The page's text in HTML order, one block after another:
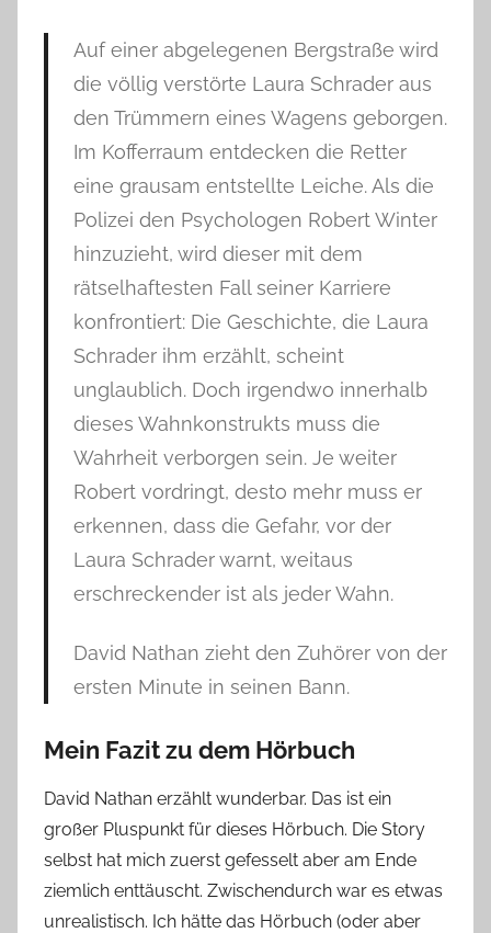
Auf einer abgelegenen Bergstraße wird
die völlig verstörte Laura Schrader aus
den Trümmern eines Wagens geborgen.
Im Kofferraum entdecken die Retter
eine grausam entstellte Leiche. Als die
Polizei den Psychologen Robert Winter
hinzuzieht, wird dieser mit dem
rätselhaftesten Fall seiner Karriere
konfrontiert: Die Geschichte, die Laura
Schrader ihm erzählt, scheint
unglaublich. Doch irgendwo innerhalb
dieses Wahnkonstrukts muss die
Wahrheit verborgen sein. Je weiter
Robert vordringt, desto mehr muss er
erkennen, dass die Gefahr, vor der
Laura Schrader warnt, weitaus
erschreckender ist als jeder Wahn.
David Nathan zieht den Zuhörer von der
ersten Minute in seinen Bann.
Mein Fazit zu dem Hörbuch
David Nathan erzählt wunderbar. Das ist ein
großer Pluspunkt für dieses Hörbuch. Die Story
selbst hat mich zuerst gefesselt aber am Ende
ziemlich enttäuscht. Zwischendurch war es etwas
unrealistisch. Ich hätte das Hörbuch (oder aber